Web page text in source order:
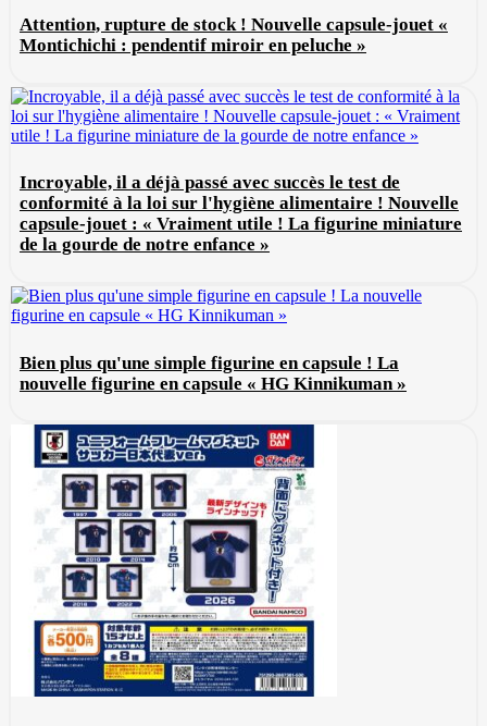
Attention, rupture de stock ! Nouvelle capsule-jouet «
Montichichi : pendentif miroir en peluche »
Incroyable, il a déjà passé avec succès le test de
conformité à la loi sur l'hygiène alimentaire ! Nouvelle
capsule-jouet : « Vraiment utile ! La figurine miniature
de la gourde de notre enfance »
Bien plus qu'une simple figurine en capsule ! La
nouvelle figurine en capsule « HG Kinnikuman »